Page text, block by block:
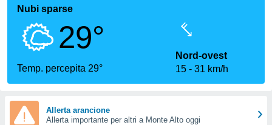
per
le
di
Nubi sparse
29°
Temp. percepita 29°
Nord-ovest
15
31 km/h
Allerta arancione
Allerta importante per altri a Monte Alto oggi